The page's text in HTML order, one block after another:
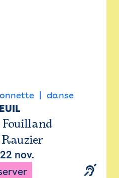
danse
22 nov.